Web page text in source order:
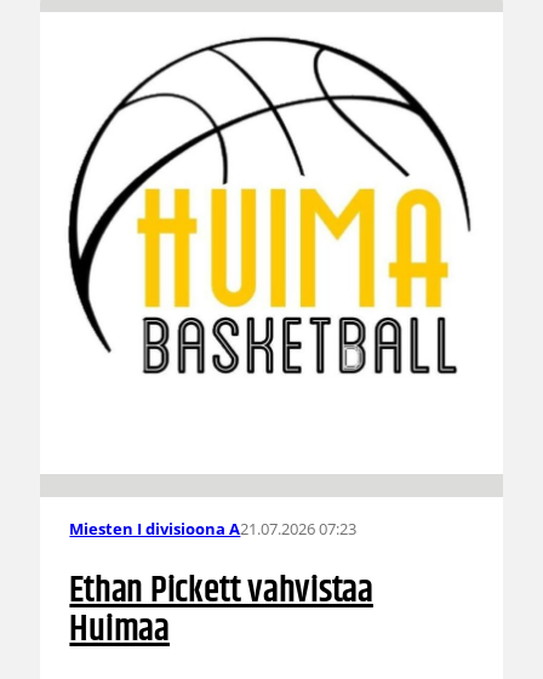
Miesten I divisioona A21.07.2026 07:23
Ethan Pickett vahvistaa
Huimaa